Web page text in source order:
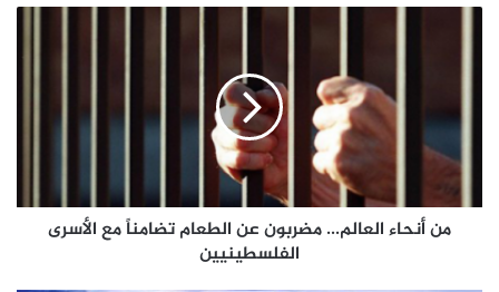
من أنحاء العالم... مضربون عن الطعام تضامناً مع الأسرى
الفلسطينيين